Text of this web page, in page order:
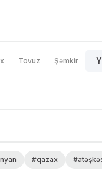
Tovuz Şəmkir
#qazax